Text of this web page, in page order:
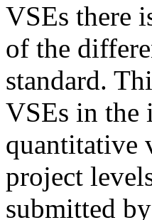
VSEs there
of the
standard.
VSEs in the
quantitative
project
submitted